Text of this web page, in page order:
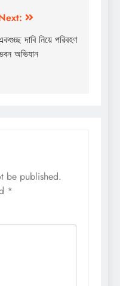
দাবি নিয়ে পরিবহণ
অভিযান
be published.
*